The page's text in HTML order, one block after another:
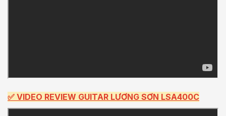
✅ VIDEO REVIEW GUITAR LƯƠNG SƠN LSA400C